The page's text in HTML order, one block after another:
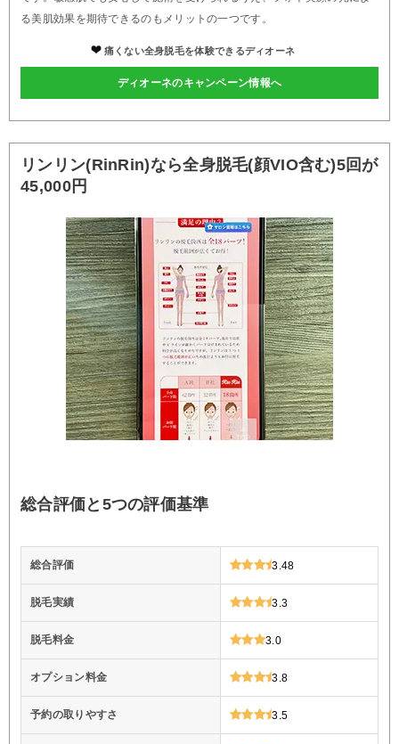
る美肌効果を期待できるのもメリットの一つです。
痛くない全身脱毛を体験できるディオーネ
ディオーネのキャンペーン情報へ
リンリン(RinRin)なら全身脱毛(顔VIO含む)5回が
45,000円
総合評価と5つの評価基準
総合評価 3.48
脱毛実績 3.3
脱毛料金 3.0
オプション料金 3.8
予約の取りやすさ 3.5